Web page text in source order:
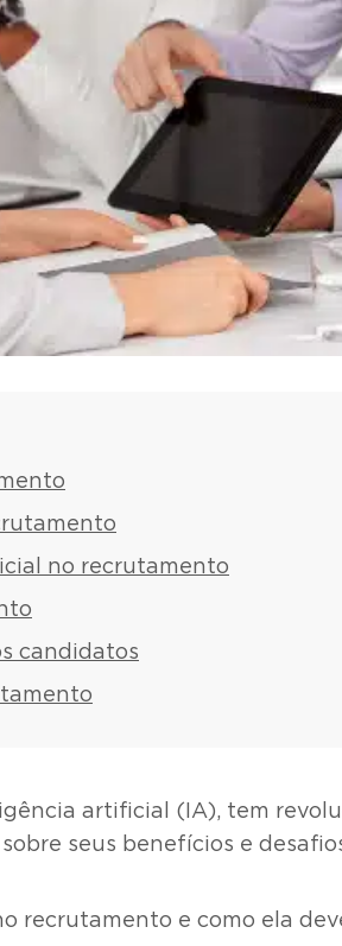
no recrutamento
candidatos
artificial (IA), tem
seus benefícios e
recrutamento e como ela